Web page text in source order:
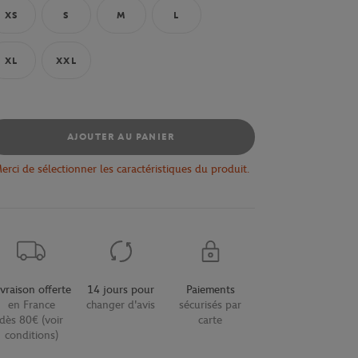
XS S M L
XL XXL
AJOUTER AU PANIER
de sélectionner les caractéristiques du produit.
offerte
en France
dès 80€ (voir
conditions)
14 jours pour
changer d'avis
Paiements
sécurisés par
carte